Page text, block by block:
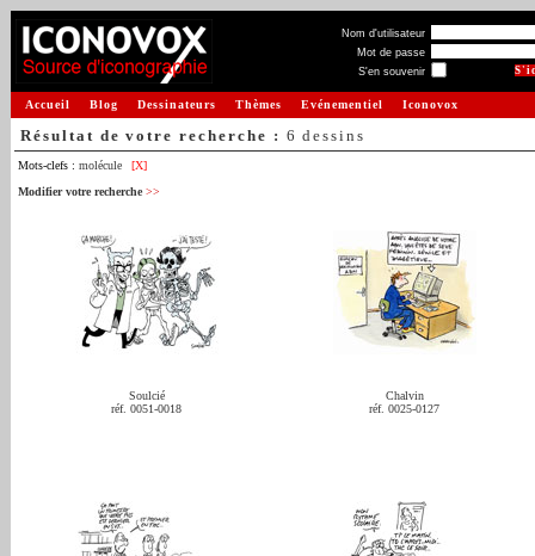
Nom d'utilisateur
Mot de passe
S'en souvenir
Accueil Blog Dessinateurs Thèmes Evénementiel Iconovox
Résultat de votre recherche : 6 dessins
Mots-clefs : molécule
[X]
Modifier votre recherche >>
Soulcié
réf. 0051-0018
Chalvin
réf. 0025-0127